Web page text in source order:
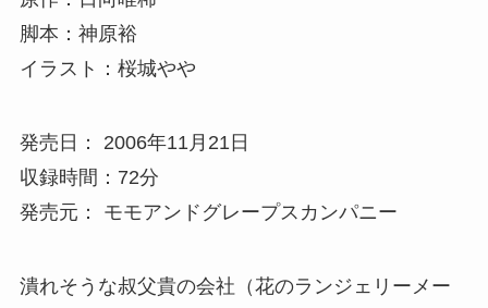
脚本：神原裕
イラスト：桜城やや
発売日： 2006年11月21日
収録時間：72分
発売元： モモアンドグレープスカンパニー
潰れそうな叔父貴の会社（花のランジェリーメー